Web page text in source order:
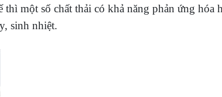
một số chất thải có khả năng phản ứng hóa
sinh nhiệt.